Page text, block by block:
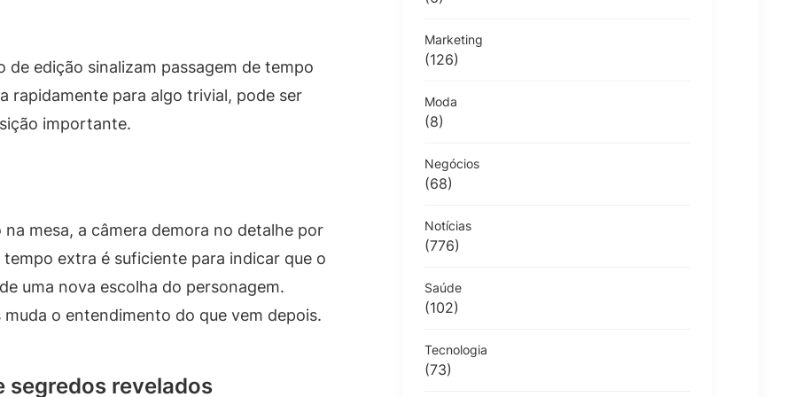
edição sinalizam passagem de tempo
rapidamente para algo trivial, pode ser
importante.
mesa, a câmera demora no detalhe por
extra é suficiente para indicar que o
uma nova escolha do personagem.
o entendimento do que vem depois.
segredos revelados
Marketing
(126)
Moda
(8)
Negócios
(68)
Notícias
(776)
Saúde
(102)
Tecnologia
(73)